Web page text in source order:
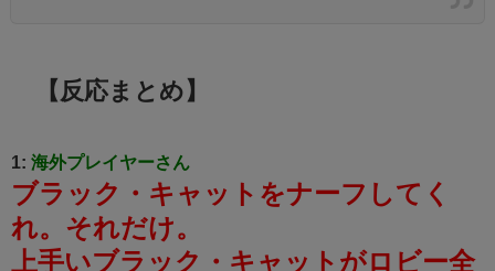
【反応まとめ】
1: 海外プレイヤーさん
ブラック・キャットをナーフしてく
れ。それだけ。
上手いブラック・キャットがロビー全